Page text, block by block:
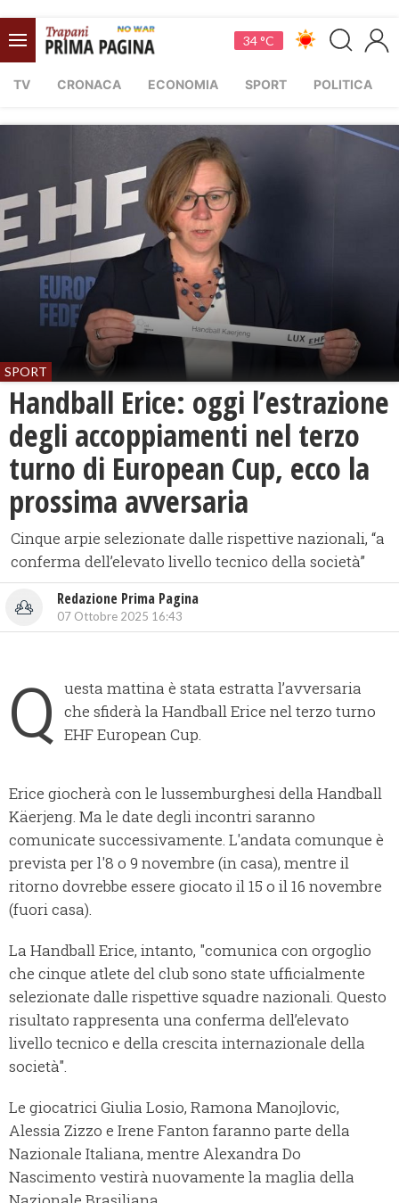
34 °C
TV CRONACA ECONOMIA SPORT POLITICA
SPORT
​Handball Erice: oggi l’estrazione
degli accoppiamenti nel terzo
turno di European Cup, ecco la
prossima avversaria
Cinque arpie selezionate dalle rispettive nazionali, “a
conferma dell’elevato livello tecnico della società”
Redazione Prima Pagina
07 Ottobre 2025 16:43
Q
uesta mattina è stata estratta l’avversaria
che sfiderà la Handball Erice nel terzo turno
EHF European Cup.
Erice giocherà con le lussemburghesi della Handball
Käerjeng. Ma le date degli incontri saranno
comunicate successivamente. L'andata comunque è
prevista per l'8 o 9 novembre (in casa), mentre il
ritorno dovrebbe essere giocato il 15 o il 16 novembre
(fuori casa).
La Handball Erice, intanto, "comunica con orgoglio
che cinque atlete del club sono state ufficialmente
selezionate dalle rispettive squadre nazionali. Questo
risultato rappresenta una conferma dell’elevato
livello tecnico e della crescita internazionale della
società".
Le giocatrici Giulia Losio, Ramona Manojlovic,
Alessia Zizzo e Irene Fanton faranno parte della
Nazionale Italiana, mentre Alexandra Do
Nascimento vestirà nuovamente la maglia della